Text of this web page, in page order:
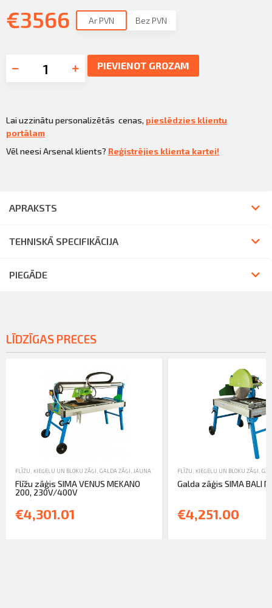
€3566 Ar PVN Bez PVN
PIEVIENOT GROZAM
Lai uzzinātu personalizētās cenas, pieslēdzies klientu
portālam
Vēl neesi Arsenal klients? Reģistrējies klienta kartei!
APRAKSTS
TEHNISKĀ SPECIFIKĀCIJA
PIEGĀDE
LĪDZĪGAS PRECES
FLĪŽU, ĶIEĢEĻU UN BLOKU ZĀĢI GALDA ZĀĢI JAUNA TEHNIKA
Flīžu zāģis SIMA VENUS MEKANO
200, 230V/400V
€4,301.01
FLĪŽU, ĶIEĢEĻU UN BLOKU ZĀĢI
Galda zāģis SIMA BALI
€4,251.00